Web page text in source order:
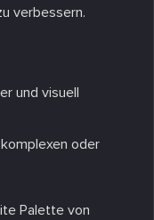
verbessern.
und visuell
oder
Palette von